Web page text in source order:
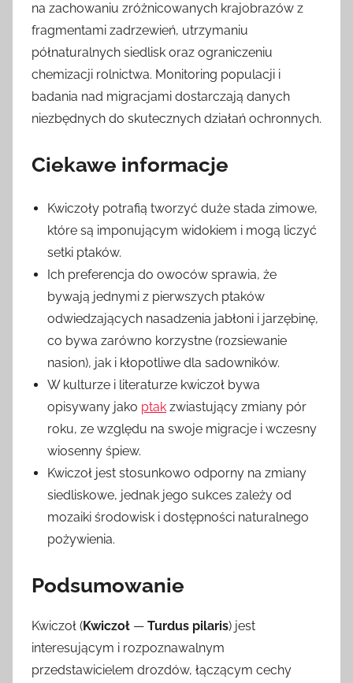
na zachowaniu zróżnicowanych krajobrazów z
fragmentami zadrzewień, utrzymaniu
półnaturalnych siedlisk oraz ograniczeniu
chemizacji rolnictwa. Monitoring populacji i
badania nad migracjami dostarczają danych
niezbędnych do skutecznych działań ochronnych.
Ciekawe informacje
Kwiczoły potrafią tworzyć duże stada zimowe,
które są imponującym widokiem i mogą liczyć
setki ptaków.
Ich preferencja do owoców sprawia, że
bywają jednymi z pierwszych ptaków
odwiedzających nasadzenia jabłoni i jarzębinę,
co bywa zarówno korzystne (rozsiewanie
nasion), jak i kłopotliwe dla sadowników.
W kulturze i literaturze kwiczoł bywa
opisywany jako ptak zwiastujący zmiany pór
roku, ze względu na swoje migracje i wczesny
wiosenny śpiew.
Kwiczoł jest stosunkowo odporny na zmiany
siedliskowe, jednak jego sukces zależy od
mozaiki środowisk i dostępności naturalnego
pożywienia.
Podsumowanie
Kwiczoł (Kwiczoł — Turdus pilaris) jest
interesującym i rozpoznawalnym
przedstawicielem drozdów, łączącym cechy